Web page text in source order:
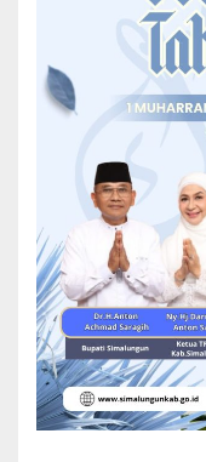
Tujuan utama rapat ini
pelaksanaan kepada
mendapatkan
kesempurnaan dan
Rapat koordinasi
Gede Agus Dian
Andreas Simamora
sejumlah pimpinan
Simalungun serta
Dalam kesempatan itu,
Sinaga menjelaskan
dilaksanakan secara
kementerian/lembaga
lainnya.